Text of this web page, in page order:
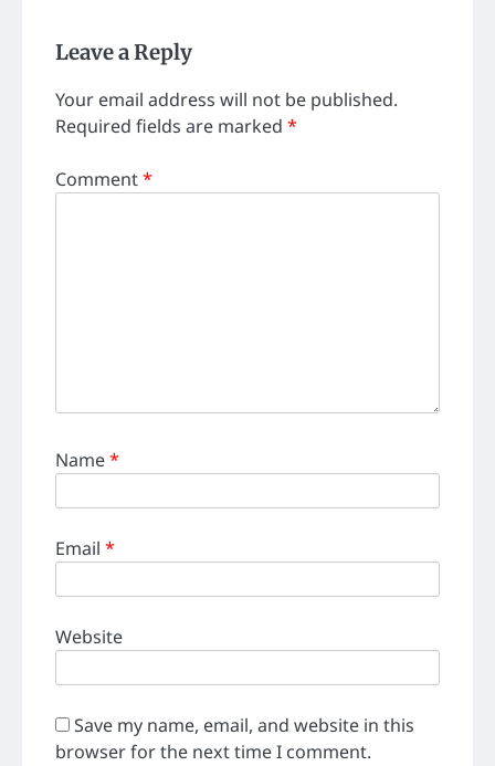
Leave a Reply
Your email address will not be published.
Required fields are marked *
Comment*
Name*
Email *
Website
Save my name, email, and website in this
browser for the next time I comment.